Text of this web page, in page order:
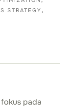
STRATEGY ,
pada